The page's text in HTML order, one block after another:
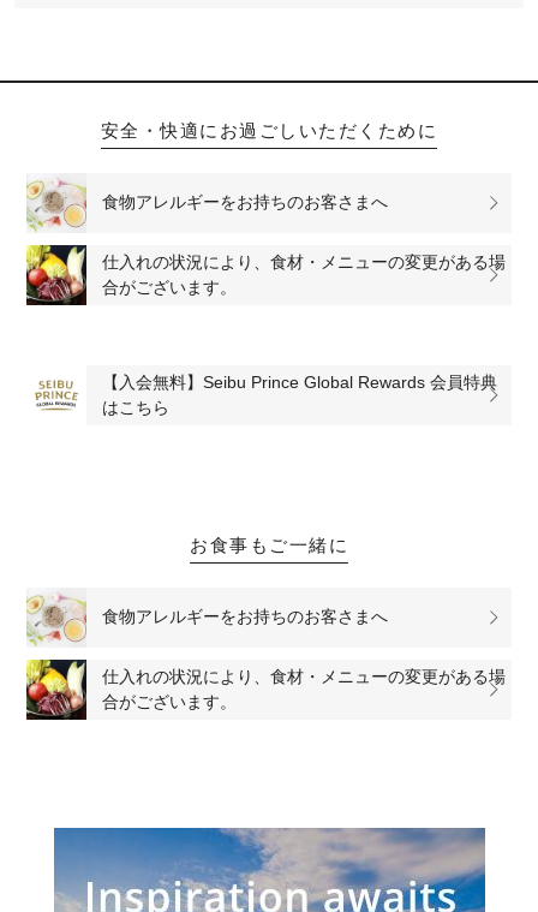
安全・快適にお過ごしいただくために
食物アレルギーをお持ちのお客さまへ
仕入れの状況により、食材・メニューの変更がある場
合がございます。
【入会無料】Seibu Prince Global Rewards 会員特典
はこちら
お食事もご一緒に
食物アレルギーをお持ちのお客さまへ
仕入れの状況により、食材・メニューの変更がある場
合がございます。